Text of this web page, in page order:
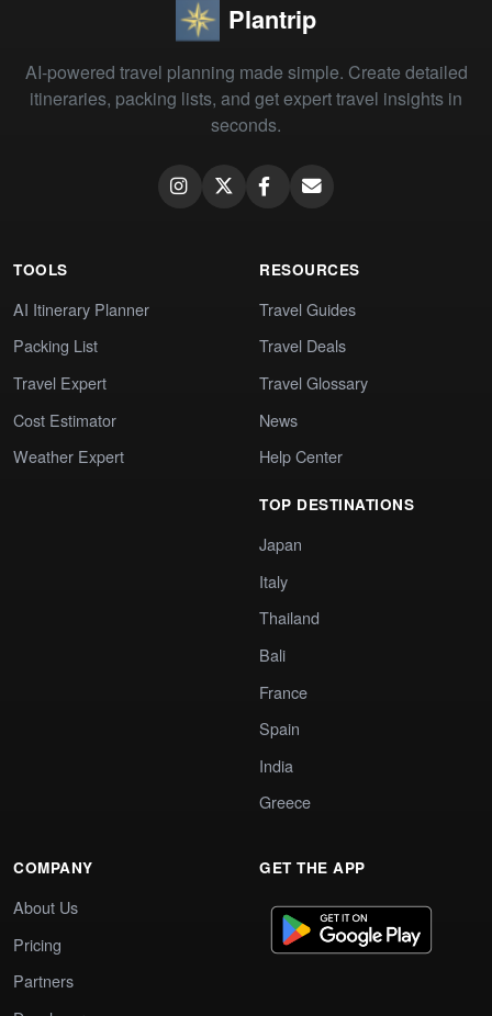
Plantrip
AI-powered travel planning made simple. Create detailed
itineraries, packing lists, and get expert travel insights in
seconds.
TOOLS
AI Itinerary Planner
Packing List
Travel Expert
Cost Estimator
Weather Expert
RESOURCES
Travel Guides
Travel Deals
Travel Glossary
News
Help Center
TOP DESTINATIONS
Japan
Italy
Thailand
Bali
France
Spain
India
Greece
COMPANY
About Us
Pricing
Partners
GET THE APP